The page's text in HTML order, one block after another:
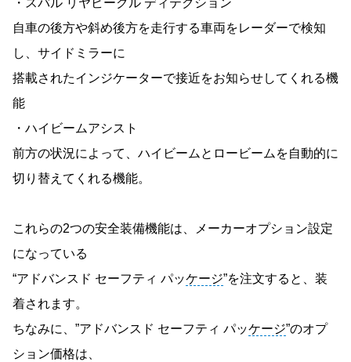
・スバル リヤビークル ディテクション
自車の後方や斜め後方を走行する車両をレーダーで検知
し、サイドミラーに
搭載されたインジケーターで接近をお知らせしてくれる機
能
・ハイビームアシスト
前方の状況によって、ハイビームとロービームを自動的に
切り替えてくれる機能。
これらの2つの安全装備機能は、メーカーオプション設定
になっている
“アドバンスド セーフティ パッケージ”を注文すると、装
着されます。
ちなみに、”アドバンスド セーフティ パッケージ”のオプ
ション価格は、